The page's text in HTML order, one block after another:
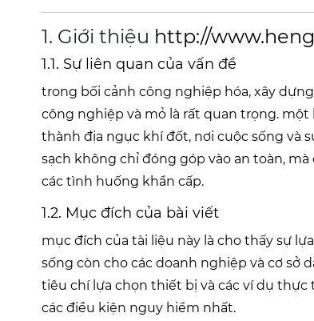
1. Giới thiệu http://
1.1. Sự liên quan của vấn đề
trong bối cảnh công nghiệp hóa, xây
công nghiệp và mỏ là rất quan trọng. một
thành địa ngục khí đốt, nơi cuộc sống và
sạch không chỉ đóng góp vào an toàn,
các tình huống khẩn cấp.
1.2. Mục đích của bài viết
mục đích của tài liệu này là cho thấy sự
sống còn cho các doanh nghiệp và cơ sở
tiêu chí lựa chọn thiết bị và các ví dụ
các điều kiện nguy hiểm nhất.